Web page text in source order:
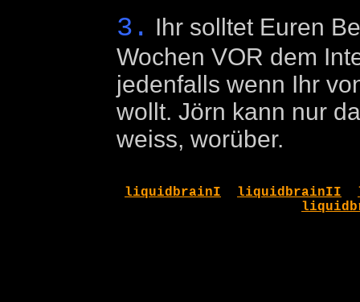
3. Ihr solltet Euren
Wochen VOR dem
jedenfalls wenn Ihr
wollt. Jörn kann nur
weiss, worüber.
liquidbrainI liquidbrainII